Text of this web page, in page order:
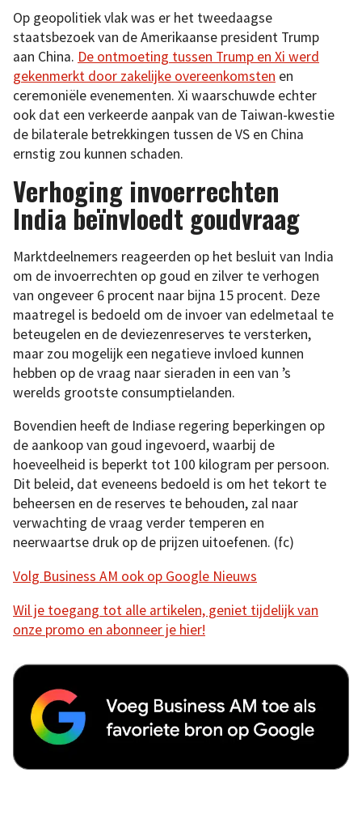
Op geopolitiek vlak was er het tweedaagse
staatsbezoek van de Amerikaanse president Trump
aan China. De ontmoeting tussen Trump en Xi werd
gekenmerkt door zakelijke overeenkomsten en
ceremoniële evenementen. Xi waarschuwde echter
ook dat een verkeerde aanpak van de Taiwan-kwestie
de bilaterale betrekkingen tussen de VS en China
ernstig zou kunnen schaden.
Verhoging invoerrechten
India beïnvloedt goudvraag
Marktdeelnemers reageerden op het besluit van India
om de invoerrechten op goud en zilver te verhogen
van ongeveer 6 procent naar bijna 15 procent. Deze
maatregel is bedoeld om de invoer van edelmetaal te
beteugelen en de deviezenreserves te versterken,
maar zou mogelijk een negatieve invloed kunnen
hebben op de vraag naar sieraden in een van ’s
werelds grootste consumptielanden.
Bovendien heeft de Indiase regering beperkingen op
de aankoop van goud ingevoerd, waarbij de
hoeveelheid is beperkt tot 100 kilogram per persoon.
Dit beleid, dat eveneens bedoeld is om het tekort te
beheersen en de reserves te behouden, zal naar
verwachting de vraag verder temperen en
neerwaartse druk op de prijzen uitoefenen. (fc)
Volg Business AM ook op Google Nieuws
Wil je toegang tot alle artikelen, geniet tijdelijk van
onze promo en abonneer je hier!